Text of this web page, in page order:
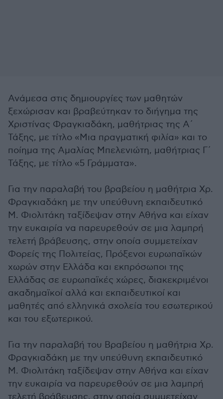
Ανάμεσα στις δημιουργίες των μαθητών
ξεχώρισαν και βραβεύτηκαν το διήγημα της
Χριστίνας Φραγκιαδάκη, μαθήτριας της Α΄
Τάξης, με τίτλο «Μια πραγματική φιλία» και το
ποίημα της Αμαλίας Μπελενιώτη, μαθήτριας Γ΄
Τάξης, με τίτλο «5 Γράμματα».
Για την παραλαβή του βραβείου η μαθήτρια Χρ.
Φραγκιαδάκη με την υπεύθυνη εκπαιδευτικό
Μ. Φιολιτάκη ταξίδεψαν στην Αθήνα και είχαν
την ευκαιρία να παρευρεθούν σε μια λαμπρή
τελετή βράβευσης, στην οποία συμμετείχαν
Φορείς της Πολιτείας, Πρόξενοι ευρωπαϊκών
χωρών στην Ελλάδα και εκπρόσωποι της
Ελλάδας σε ευρωπαϊκές χώρες, διακεκριμένοι
ακαδημαϊκοί αλλά και εκπαιδευτικοί και
μαθητές από ελληνικά σχολεία του εσωτερικού
και του εξωτερικού.
Για την παραλαβή του Βραβείου η μαθήτρια Χρ.
Φραγκιαδάκη με την υπεύθυνη εκπαιδευτικό
Μ. Φιολιτάκη ταξίδεψαν στην Αθήνα και είχαν
την ευκαιρία να παρευρεθούν σε μια λαμπρή
τελετή βράβευσης, στην οποία συμμετείχαν